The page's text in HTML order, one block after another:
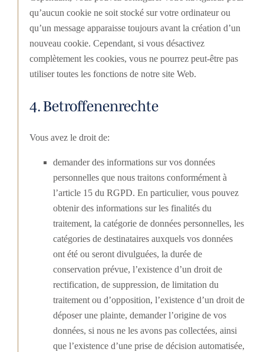
qu’aucun cookie ne soit stocké sur votre ordinateur ou
qu’un message apparaisse toujours avant la création d’un
nouveau cookie. Cependant, si vous désactivez
complètement les cookies, vous ne pourrez peut-être pas
utiliser toutes les fonctions de notre site Web.
4. Betroffenenrechte
Vous avez le droit de:
demander des informations sur vos données
personnelles que nous traitons conformément à
l’article 15 du RGPD. En particulier, vous pouvez
obtenir des informations sur les finalités du
traitement, la catégorie de données personnelles, les
catégories de destinataires auxquels vos données
ont été ou seront divulguées, la durée de
conservation prévue, l’existence d’un droit de
rectification, de suppression, de limitation du
traitement ou d’opposition, l’existence d’un droit de
déposer une plainte, demander l’origine de vos
données, si nous ne les avons pas collectées, ainsi
que l’existence d’une prise de décision automatisée,